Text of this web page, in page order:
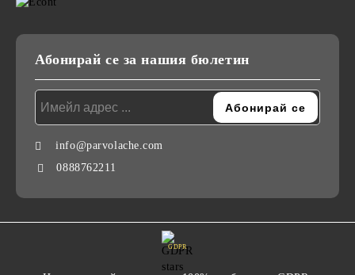
Абонирай се за нашия бюлетин
info@parvolache.com
0888762211
GDPR